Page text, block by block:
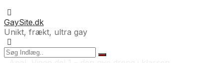
GaySite.dk
Unikt, frækt, ultra gay